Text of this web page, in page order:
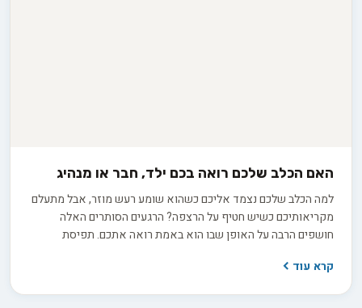
האם הכלב שלכם רואה בכם ילד, חבר או מנהיג
למה הכלב שלכם נצמד אליכם כשהוא שומע רעש מוזר, אבל מתעלם
מקריאותיכם כשיש חטיף על הרצפה? הרגעים הסותרים האלה
חושפים הרבה על האופן שבו הוא באמת רואה אתכם. תפיסת
אינה תואמת את ההבנה המדעית העדכנית. בפועל, אתם ממלאים
קרא עוד